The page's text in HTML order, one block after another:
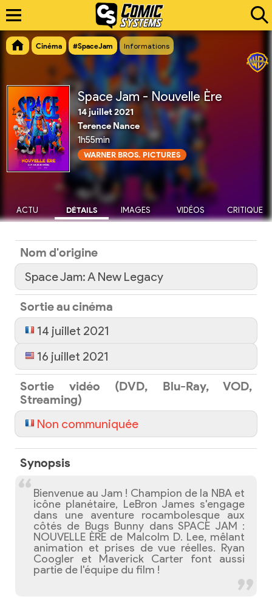
Cinéma #SpaceJam Informations
Space Jam - Nouvelle Ère
14 juillet 2021
Terence Nance
1h55min
WARNER BROS. PICTURES
ACTU DÉTAILS IMAGES VIDÉOS CRITIQUE
Nom d'origine
Space Jam: A New Legacy
Sortie au cinéma
14 juillet 2021
16 juillet 2021
Sortie vidéo (DVD, Blu-Ray, VOD,
Streaming)
Non communiquée
Synopsis
Bienvenue au Jam ! Champion de la NBA et
icône planétaire, LeBron James s'engage
dans une aventure rocambolesque aux
côtés de Bugs Bunny dans SPACE JAM :
NOUVELLE ÈRE de Malcolm D. Lee, mêlant
animation et prises de vue réelles. Ryan
Coogler et Maverick Carter font aussi
partie de l'équipe du film !